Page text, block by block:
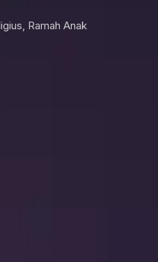
Ramah Anak